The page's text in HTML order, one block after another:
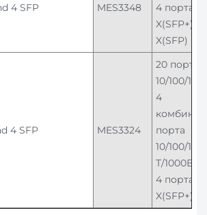
4 SFP MES3348
4 порта
X(SFP+)/
X(SFP)
4 SFP MES3324
20 портов
10/100/
4
порта
10/100/
T/
4 порта
X(SFP+)